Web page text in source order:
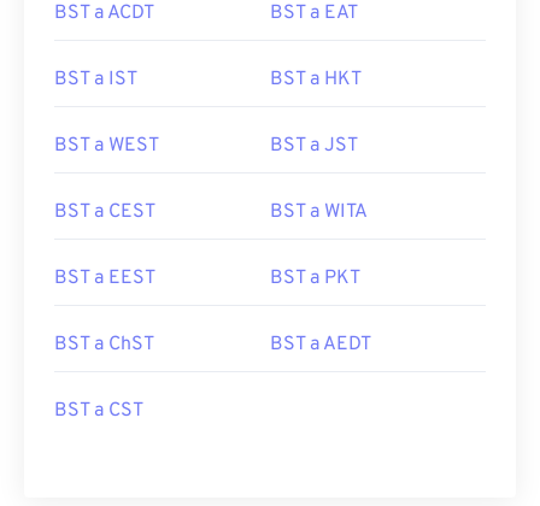
BST a ACDT BST a EAT
BST a IST BST a HKT
BST a WEST BST a JST
BST a CEST BST a WITA
BST a EEST BST a PKT
BST a ChST BST a AEDT
BST a CST